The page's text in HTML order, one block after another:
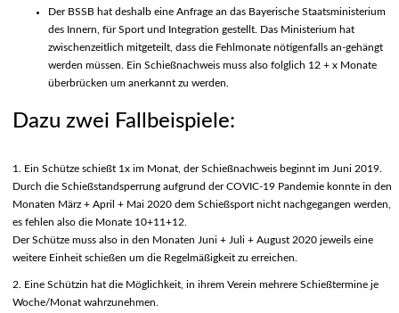
Der BSSB hat deshalb eine Anfrage an das Bayerische Staatsministerium
des Innern, für Sport und Integration gestellt. Das Ministerium hat
zwischenzeitlich mitgeteilt, dass die Fehlmonate nötigenfalls an-gehängt
werden müssen. Ein Schießnachweis muss also folglich 12 + x Monate
überbrücken um anerkannt zu werden.
Dazu zwei Fallbeispiele:
1. Ein Schütze schießt 1x im Monat, der Schießnachweis beginnt im Juni 2019.
Durch die Schießstandsperrung aufgrund der COVIC-19 Pandemie konnte in den
Monaten März + April + Mai 2020 dem Schießsport nicht nachgegangen werden,
es fehlen also die Monate 10+11+12.
Der Schütze muss also in den Monaten Juni + Juli + August 2020 jeweils eine
weitere Einheit schießen um die Regelmäßigkeit zu erreichen.
2. Eine Schützin hat die Möglichkeit, in ihrem Verein mehrere Schießtermine je
Woche/Monat wahrzunehmen.